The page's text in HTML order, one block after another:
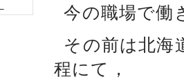
今の職場で働
その前は北海
程にて，